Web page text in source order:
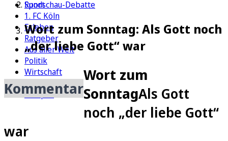
Sport
1. FC Köln
Erleben
Ratgeber
Aus aller Welt
Politik
Wirtschaft
Newsletter
E-Paper
Rundschau-Debatte
Wort zum Sonntag: Als Gott noch
„der liebe Gott“ war
Kommentar
Wort zum
SonntagAls Gott
noch „der liebe Gott“
war